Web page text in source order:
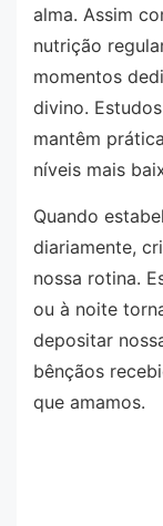
alma. Assim
nutrição
momentos
divino.
mantêm
níveis mais
Quando
diariamente,
nossa rotina.
ou à noite
depositar
bênçãos
que amamos.